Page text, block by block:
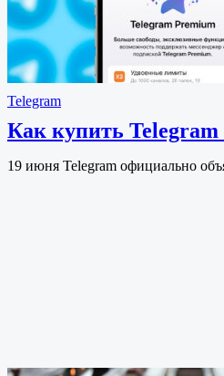
Telegram
Как купить Telegram
19 июня Telegram официально